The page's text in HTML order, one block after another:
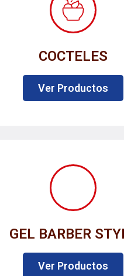
COCTELES
Ver Productos
GEL BARBER
Ver Productos